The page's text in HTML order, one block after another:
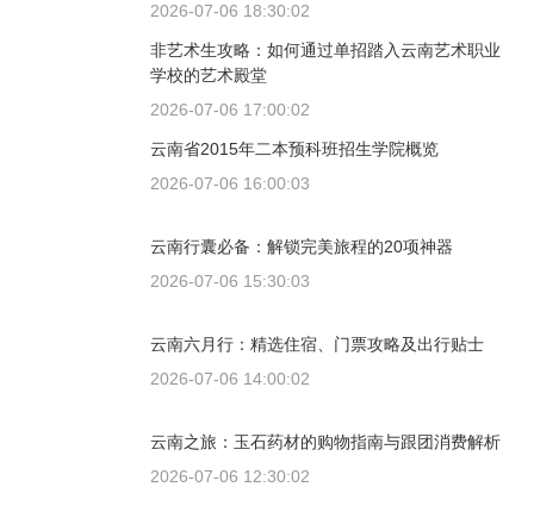
2026-07-06 18:30:02
非艺术生攻略：如何通过单招踏入云南艺术职业
学校的艺术殿堂
2026-07-06 17:00:02
云南省2015年二本预科班招生学院概览
2026-07-06 16:00:03
云南行囊必备：解锁完美旅程的20项神器
2026-07-06 15:30:03
云南六月行：精选住宿、门票攻略及出行贴士
2026-07-06 14:00:02
云南之旅：玉石药材的购物指南与跟团消费解析
2026-07-06 12:30:02